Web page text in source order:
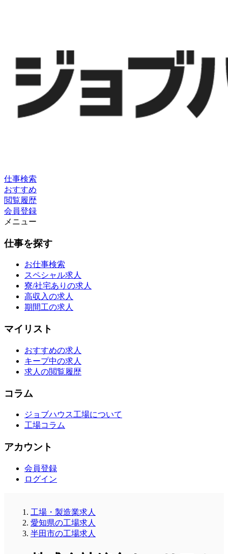
仕事検索
おすすめ
閲覧履歴
会員登録
メニュー
仕事を探す
お仕事検索
スペシャル求人
寮/社宅ありの求人
高収入の求人
期間工の求人
マイリスト
おすすめの求人
キープ中の求人
求人の閲覧履歴
コラム
ジョブハウス工場について
工場コラム
アカウント
会員登録
ログイン
工場・製造業求人
愛知県の工場求人
半田市の工場求人